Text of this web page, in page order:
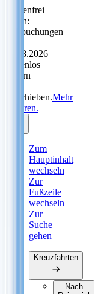
Sorgenfrei
reisen:
Neubuchungen
31.08.2026
kostenlos
ändern
verschieben.Mehr
erfahren.
Zum
Hauptinhalt
wechseln
Zur
Fußzeile
wechseln
Zur
Suche
gehen
Kreuzfahrten
Nach